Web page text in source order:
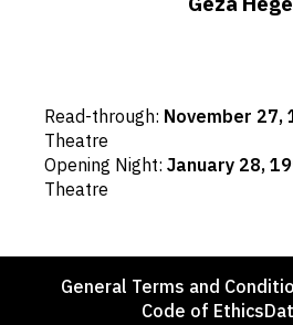
Important
dates
Read-through: November 27,
Theatre
Opening Night: January 28,
Theatre
FooterGeneral Terms and
Code of Ethics